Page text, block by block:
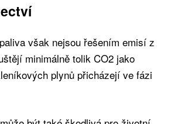
však nejsou řešením emisí z
minimálně tolik CO2 jako
plynů přicházejí ve fázi